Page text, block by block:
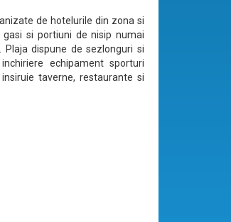
de hotelurile din zona si
si portiuni de nisip numai
dispune de sezlonguri si
echipament sporturi
taverne, restaurante si